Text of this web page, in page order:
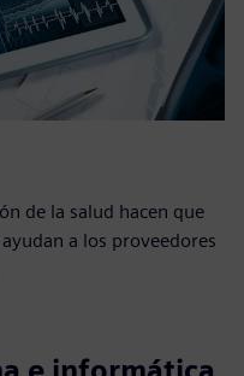
de la salud hacen que
a los proveedores